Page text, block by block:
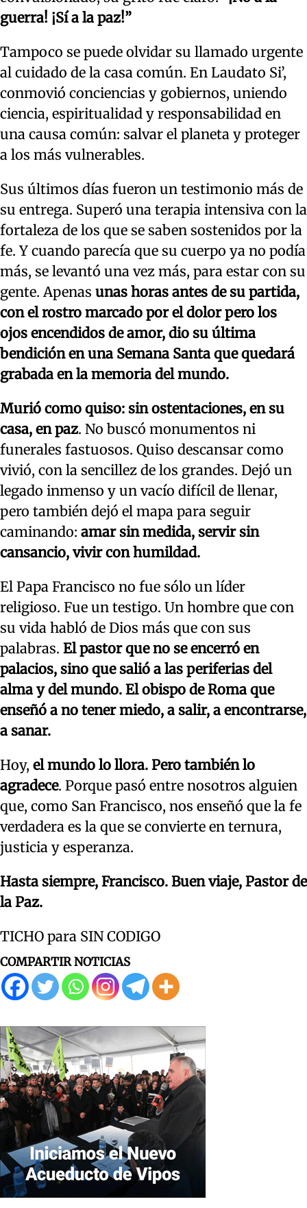
guerra! ¡Sí a la paz!”
Tampoco se puede olvidar su llamado urgente
al cuidado de la casa común. En Laudato Si’,
conmovió conciencias y gobiernos, uniendo
ciencia, espiritualidad y responsabilidad en
una causa común: salvar el planeta y proteger
a los más vulnerables.
Sus últimos días fueron un testimonio más de
su entrega. Superó una terapia intensiva con la
fortaleza de los que se saben sostenidos por la
fe. Y cuando parecía que su cuerpo ya no podía
más, se levantó una vez más, para estar con su
gente. Apenas unas horas antes de su partida,
con el rostro marcado por el dolor pero los
ojos encendidos de amor, dio su última
bendición en una Semana Santa que quedará
grabada en la memoria del mundo.
Murió como quiso: sin ostentaciones, en su
casa, en paz. No buscó monumentos ni
funerales fastuosos. Quiso descansar como
vivió, con la sencillez de los grandes. Dejó un
legado inmenso y un vacío difícil de llenar,
pero también dejó el mapa para seguir
caminando: amar sin medida, servir sin
cansancio, vivir con humildad.
El Papa Francisco no fue sólo un líder
religioso. Fue un testigo. Un hombre que con
su vida habló de Dios más que con sus
palabras. El pastor que no se encerró en
palacios, sino que salió a las periferias del
alma y del mundo. El obispo de Roma que
enseñó a no tener miedo, a salir, a encontrarse,
a sanar.
Hoy, el mundo lo llora. Pero también lo
agradece. Porque pasó entre nosotros alguien
que, como San Francisco, nos enseñó que la fe
verdadera es la que se convierte en ternura,
justicia y esperanza.
Hasta siempre, Francisco. Buen viaje, Pastor de
la Paz.
TICHO para SIN CODIGO
COMPARTIR NOTICIAS